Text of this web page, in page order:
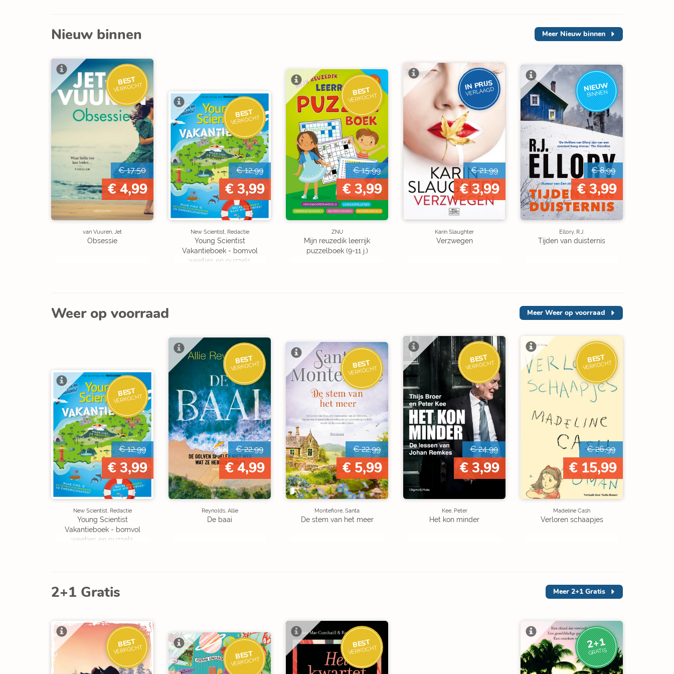
Nieuw binnen Meer Nieuw binnen
BEST
VERKOCHT
€ 17,50
€ 4,99
van Vuuren, Jet
Obsessie
BEST
VERKOCHT
€ 12,99
€ 3,99
New Scientist, Redactie
Young Scientist
Vakantieboek - bomvol
weetjes en puzzels
BEST
VERKOCHT
€ 15,99
€ 3,99
ZNU
Mijn reuzedik leerrijk
puzzelboek (9-11 j.)
IN PRIJS
VERLAAGD
€ 21,99
€ 3,99
Karin Slaughter
Verzwegen
NIEUW
BINNEN
€ 8,99
€ 3,99
Ellory, R.J.
Tijden van duisternis
Weer op voorraad Meer Weer op voorraad
BEST
VERKOCHT
€ 12,99
€ 3,99
New Scientist, Redactie
Young Scientist
Vakantieboek - bomvol
weetjes en puzzels
BEST
VERKOCHT
€ 22,99
€ 4,99
Reynolds, Allie
De baai
BEST
VERKOCHT
€ 22,99
€ 5,99
Montefiore, Santa
De stem van het meer
BEST
VERKOCHT
€ 24,99
€ 3,99
Kee, Peter
Het kon minder
BEST
VERKOCHT
€ 26,99
€ 15,99
Madeline Cash
Verloren schaapjes
2+1 Gratis Meer 2+1 Gratis
BEST
VERKOCHT BEST
VERKOCHT
BEST
VERKOCHT 2+1
GRATIS